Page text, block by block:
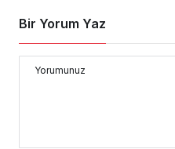
Bir Yorum Yaz
Yorumunuz